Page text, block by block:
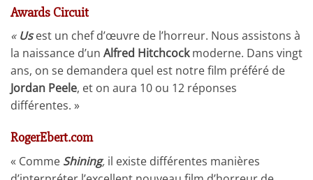
Awards Circuit
« Usest un chef d’œuvre de l’horreur. Nous assistons à
la naissance d’un Alfred Hitchcockmoderne. Dans vingt
ans, on se demandera quel est notre film préféré de
Jordan Peele, et on aura 10 ou 12 réponses
différentes. »
RogerEbert.com
« Comme Shining, il existe différentes manières